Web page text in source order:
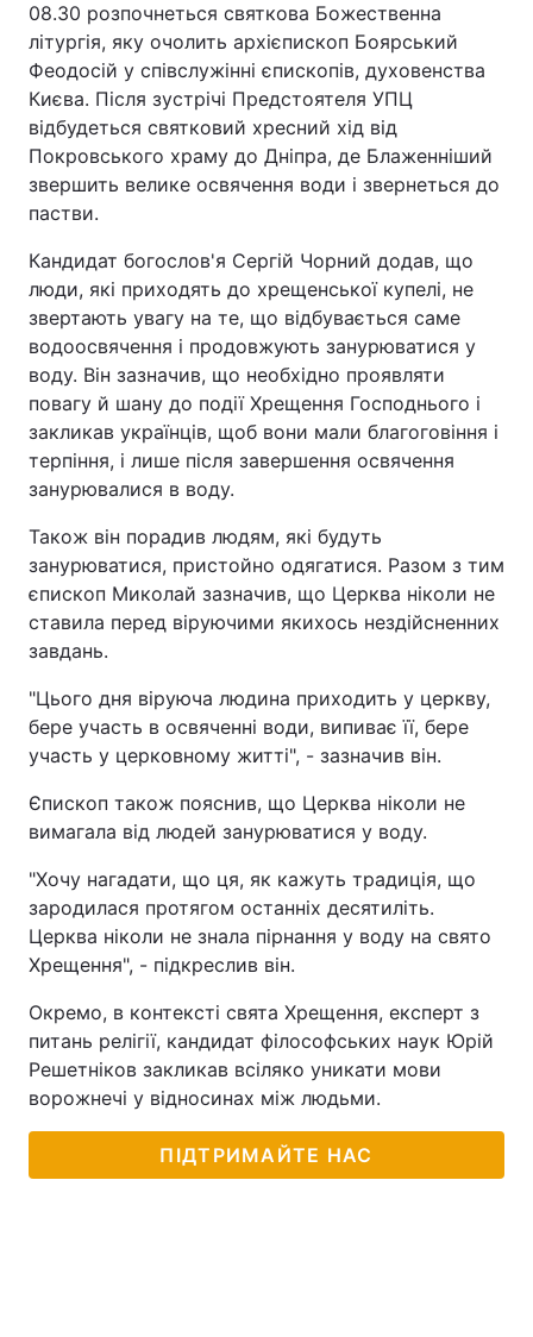
08.30 розпочнеться святкова Божественна
літургія, яку очолить архієпископ Боярський
Феодосій у співслужінні єпископів, духовенства
Києва. Після зустрічі Предстоятеля УПЦ
відбудеться святковий хресний хід від
Покровського храму до Дніпра, де Блаженніший
звершить велике освячення води і звернеться до
пастви.
Кандидат богослов'я Сергій Чорний додав, що
люди, які приходять до хрещенської купелі, не
звертають увагу на те, що відбувається саме
водоосвячення і продовжують занурюватися у
воду. Він зазначив, що необхідно проявляти
повагу й шану до події Хрещення Господнього і
закликав українців, щоб вони мали благоговіння і
терпіння, і лише після завершення освячення
занурювалися в воду.
Також він порадив людям, які будуть
занурюватися, пристойно одягатися. Разом з тим
єпископ Миколай зазначив, що Церква ніколи не
ставила перед віруючими якихось нездійсненних
завдань.
"Цього дня віруюча людина приходить у церкву,
бере участь в освяченні води, випиває її, бере
участь у церковному житті", - зазначив він.
Єпископ також пояснив, що Церква ніколи не
вимагала від людей занурюватися у воду.
"Хочу нагадати, що ця, як кажуть традиція, що
зародилася протягом останніх десятиліть.
Церква ніколи не знала пірнання у воду на свято
Хрещення", - підкреслив він.
Окремо, в контексті свята Хрещення, експерт з
питань релігії, кандидат філософських наук Юрій
Решетніков закликав всіляко уникати мови
ворожнечі у відносинах між людьми.
ПІДТРИМАЙТЕ НАС